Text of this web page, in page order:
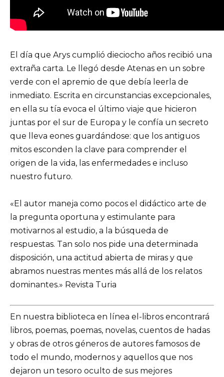
El día que Arys cumplió dieciocho años recibió una
extraña carta. Le llegó desde Atenas en un sobre
verde con el apremio de que debía leerla de
inmediato. Escrita en circunstancias excepcionales,
en ella su tía evoca el último viaje que hicieron
juntas por el sur de Europa y le confía un secreto
que lleva eones guardándose: que los antiguos
mitos esconden la clave para comprender el
origen de la vida, las enfermedades e incluso
nuestro futuro.
«El autor maneja como pocos el didáctico arte de
la pregunta oportuna y estimulante para
motivarnos al estudio, a la búsqueda de
respuestas. Tan solo nos pide una determinada
disposición, una actitud abierta de miras y que
abramos nuestras mentes más allá de los relatos
dominantes.» Revista Turia
En nuestra biblioteca en línea el-libros encontrará
libros, poemas, poemas, novelas, cuentos de hadas
y obras de otros géneros de autores famosos de
todo el mundo, modernos y aquellos que nos
dejaron un tesoro oculto de sus mejores